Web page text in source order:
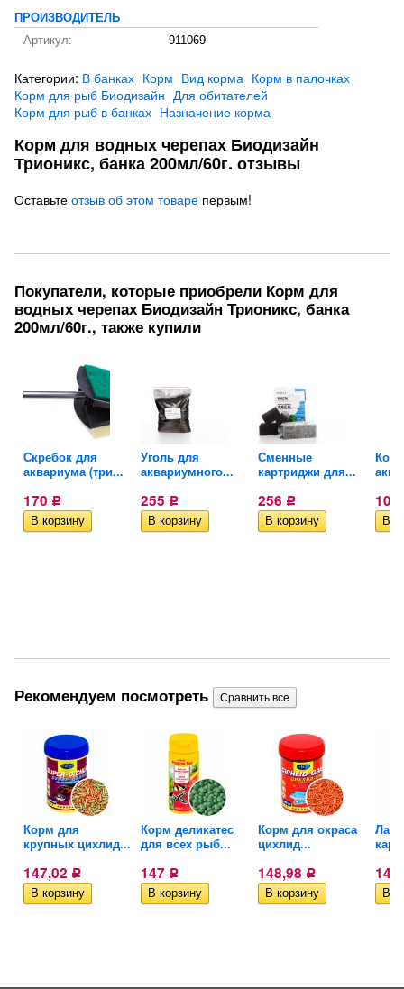
ПРОИЗВОДИТЕЛЬ
Артикул:
911069
Категории: В банках Корм Вид корма Корм в палочках
Корм для рыб Биодизайн Для обитателей
Корм для рыб в банках Назначение корма
Корм для водных черепах Биодизайн
Трионикс, банка 200мл/60г. отзывы
Оставьте отзыв об этом товаре первым!
Покупатели, которые приобрели Корм для
водных черепах Биодизайн Трионикс, банка
200мл/60г., также купили
Скребок для
аквариума (три...
170 Р
Уголь для
аквариумного...
255 Р
Сменные
картриджи для...
256 Р 109
Рекомендуем посмотреть
Корм для
крупных цихлид...
147,02 Р
Корм деликатес
для всех рыб...
147 Р
Корм для окраса
цихлид...
148,98 Р 145